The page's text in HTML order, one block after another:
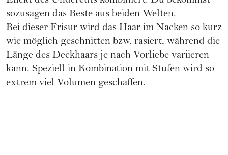
sozusagen das Beste aus beiden Welten.
Bei dieser Frisur wird das Haar im Nacken so kurz
wie möglich geschnitten bzw. rasiert, während die
Länge des Deckhaars je nach Vorliebe variieren
kann. Speziell in Kombination mit Stufen wird so
extrem viel Volumen geschaffen.